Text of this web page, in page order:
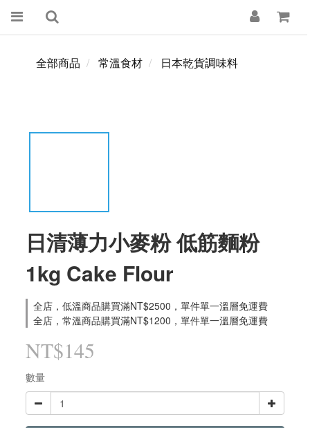
全部商品 常溫食材 日本乾貨調味料
日清薄力小麥粉 低筋麵粉
1kg Cake Flour
全店，低溫商品購買滿NT$2500，單件單一溫層免運費
全店，常溫商品購買滿NT$1200，單件單一溫層免運費
NT$145
數量